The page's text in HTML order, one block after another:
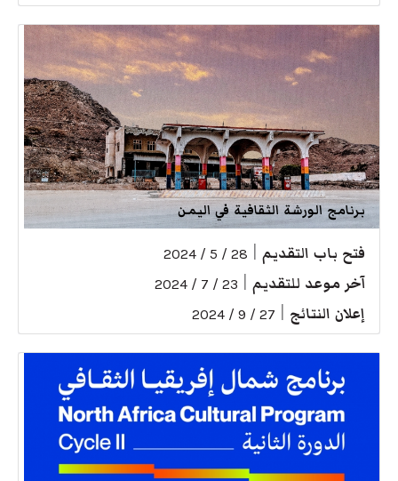
برنامج الورشة الثقافية في اليمن
فتح باب التقديم 28 / 5 / 2024
آخر موعد للتقديم 23 / 7 / 2024
إعلان النتائج 27 / 9 / 2024